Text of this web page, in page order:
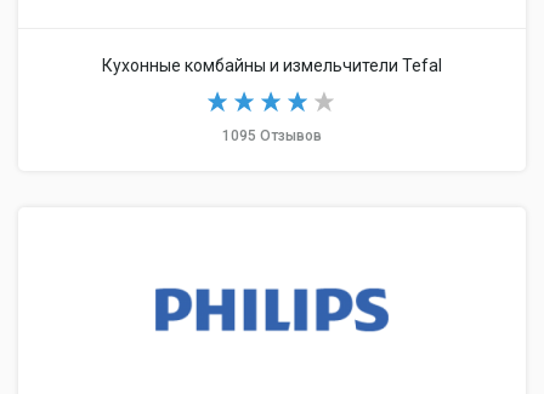
Кухонные комбайны и измельчители Tefal
1095 Отзывов